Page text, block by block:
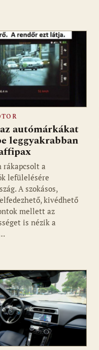
autómárkákat
leggyakrabban
rákapcsolt a
lefülelésére
A szokásos,
kivédhető
mellett az
is nézik a